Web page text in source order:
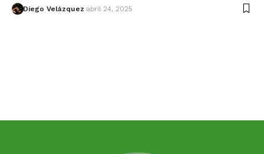
Diego Velázquez abril 24, 2025